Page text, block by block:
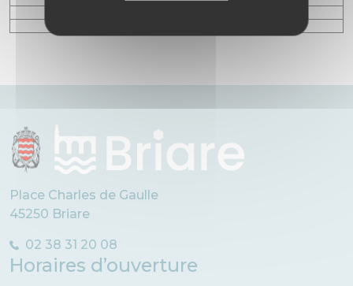
Place Charles de Gaulle
45250 Briare
02 38 31 20 08
Horaires d’ouverture